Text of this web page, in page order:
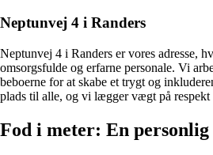
Neptunvej 4 i Randers
Neptunvej 4 i Randers er vores adresse,
omsorgsfulde og erfarne personale. Vi
beboerne for at skabe et trygt og
plads til alle, og vi lægger vægt på respekt
Fod i meter: En